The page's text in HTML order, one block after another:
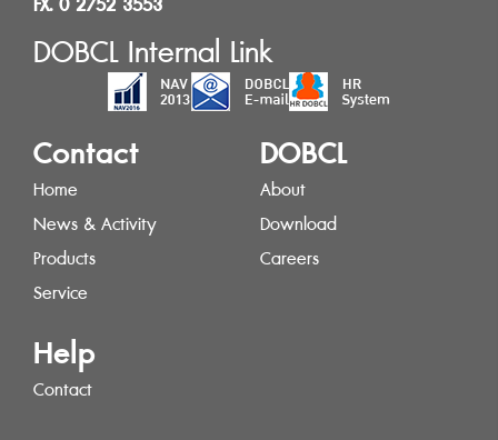
DOBCL Internal Link
Contact
Home
News & Activity
Products
Service
DOBCL
About
Download
Careers
Help
Contact